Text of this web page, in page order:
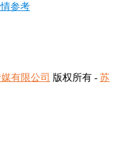
参考
有限公司 版权所有 - 苏